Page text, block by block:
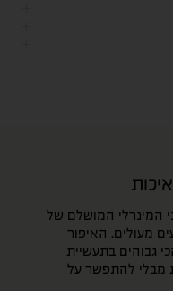
המינרלי המושלם של
מעולים. האיפור
גבוהים בתעשיית
מבלי להתפשר על